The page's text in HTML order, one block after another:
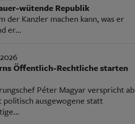
wütende Republik
der Kanzler machen kann, was er
er...
Öffentlich-Rechtliche starten
Péter Magyar verspricht ab
ausgewogene statt